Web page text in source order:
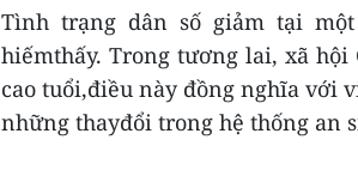
Tình trạng dân số giảm tại
hiếmthấy. Trong tương lai, xã hội
cao tuổi,điều này đồng nghĩa với
những thayđổi trong hệ thống an